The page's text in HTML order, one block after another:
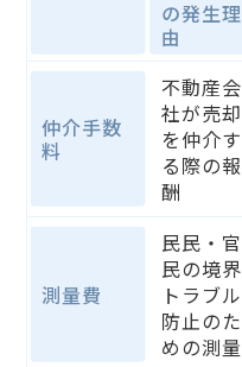
の発生理
由
仲介手数
料
不動産会
社が売却
を仲介す
る際の報
酬
測量費
民民・官
民の境界
トラブル
防止のた
めの測量